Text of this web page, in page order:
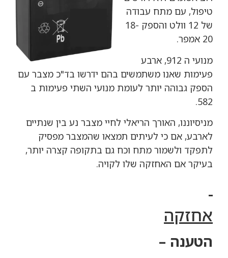
טיפול, עם מתח עבודה
של 12 וולט והספק 18-
20 אמפר.
מנועי ה 912, ארבע
פעימות שאנו משתמשים בהם ידרשו בד"כ מצבר עם
הספק גבוהה יותר לעומת מנועי השתי פעימות ב
582.
מניסיוננו, האורך הריאלי לחיי מצבר נע בין שנתיים
לארבע, אם כי לעיתים תמצאו שהמצבר מפסיק
לתפקד ולשמור מתח וכח גם בתקופה קצרה יותר,
בעיקר אם האחזקה שלו לקויה.
אחזקה
הטענה –